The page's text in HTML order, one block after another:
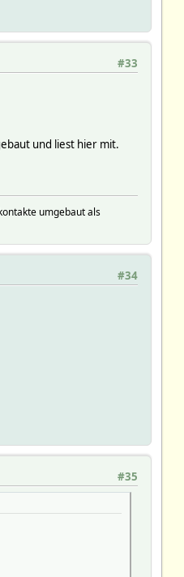
#33
und liest hier mit.
umgebaut als
#34
#35